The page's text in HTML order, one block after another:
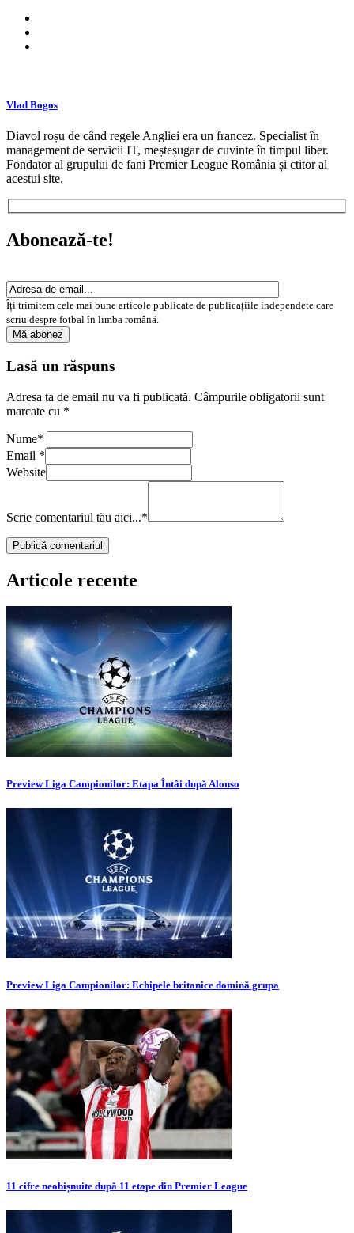
Vlad Bogos
Diavol roșu de când regele Angliei era un francez. Specialist în
management de servicii IT, meșteșugar de cuvinte în timpul liber.
Fondator al grupului de fani Premier League România și ctitor al
acestui site.
Abonează-te!
Îți trimitem cele mai bune articole publicate de publicațiile independete care
scriu despre fotbal în limba română.
Lasă un răspuns
Adresa ta de email nu va fi publicată. Câmpurile obligatorii sunt
marcate cu *
Nume*
Email *
Website
Scrie comentariul tău aici...*
Articole recente
Preview Liga Campionilor: Etapa Întâi după Alonso
Preview Liga Campionilor: Echipele britanice domină grupa
11 cifre neobișnuite după 11 etape din Premier League